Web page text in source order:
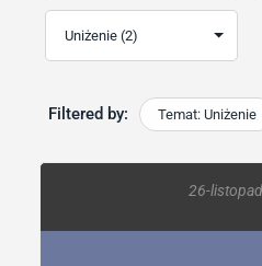
Filtered by: Temat: Uniżenie
26-